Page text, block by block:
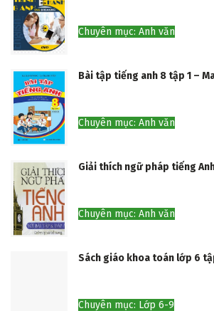
Chuyên mục: Anh văn
Bài tập tiếng anh 8 tập 1 –
Chuyên mục: Anh văn
Giải thích ngữ pháp tiếng
Chuyên mục: Anh văn
Sách giáo khoa toán lớp 6
Chuyên mục: Lớp 6-9